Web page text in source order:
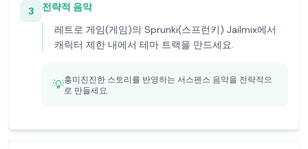
3
전략적 음악
레트로 게임(게임)의 Sprunki(스프런키) Jailmix에서
캐릭터 제한 내에서 테마 트랙을 만드세요.
💡흥미진진한 스토리를 반영하는 서스펜스 음악을 전략적으
로 만들세요.